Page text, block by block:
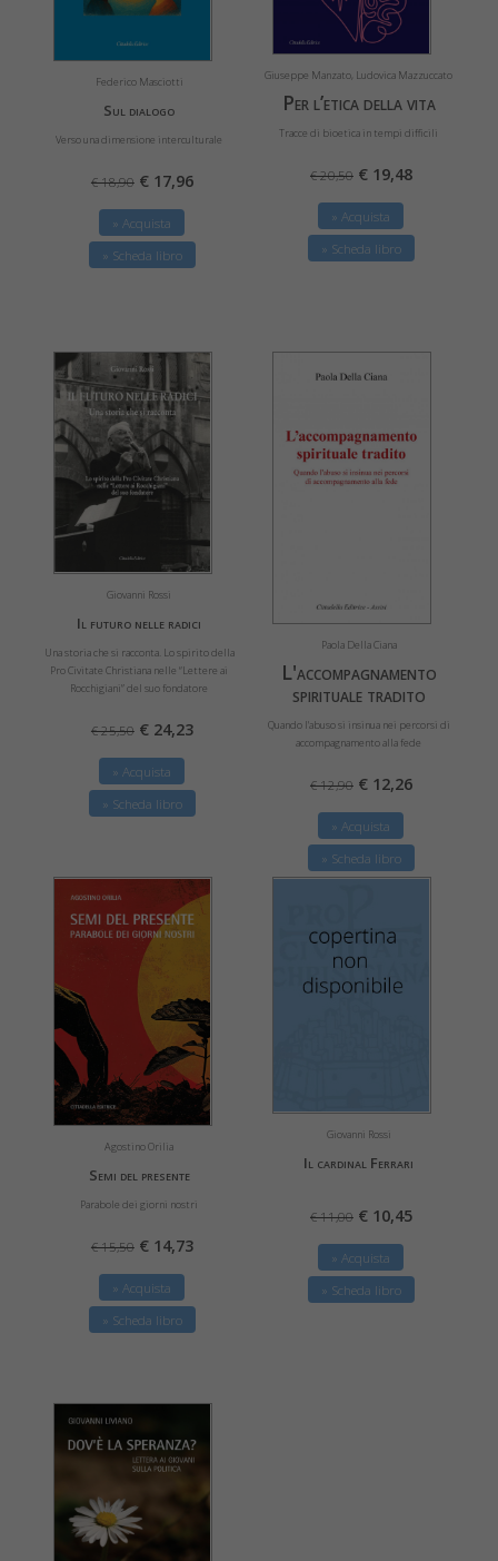
Federico Masciotti
Sul dialogo
Verso una dimensione interculturale
€ 18,90 € 17,96
» Acquista
» Scheda libro
Giuseppe Manzato, Ludovica Mazzuccato
Per l’etica della vita
Tracce di bioetica in tempi difficili
€ 20,50 € 19,48
» Acquista
» Scheda libro
Giovanni Rossi
Il futuro nelle radici
Una storia che si racconta. Lo spirito della
Pro Civitate Christiana nelle “Lettere ai
Rocchigiani” del suo fondatore
€ 25,50 € 24,23
» Acquista
» Scheda libro
Paola Della Ciana
L'accompagnamento
spirituale tradito
Quando l'abuso si insinua nei percorsi di
accompagnamento alla fede
€ 12,90 € 12,26
» Acquista
» Scheda libro
Agostino Orilia
Semi del presente
Parabole dei giorni nostri
€ 15,50 € 14,73
» Acquista
» Scheda libro
Giovanni Rossi
Il cardinal Ferrari
€ 11,00 € 10,45
» Acquista
» Scheda libro